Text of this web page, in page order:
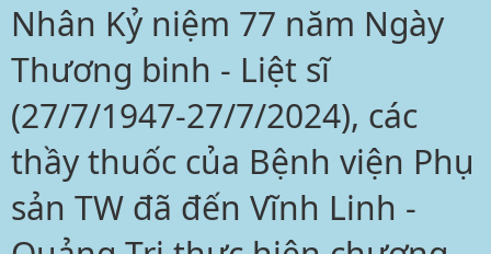
Nhân Kỷ niệm 77 năm Ngày
Thương binh - Liệt sĩ
(27/7/1947-27/7/2024), các
thầy thuốc của Bệnh viện Phụ
sản TW đã đến Vĩnh Linh -